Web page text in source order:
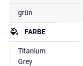
grün
FARBE
Titanium
Grey